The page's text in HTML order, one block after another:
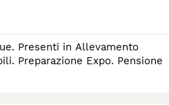
Expo. Pensione